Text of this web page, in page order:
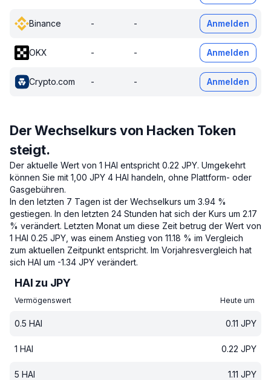
Binance - - Anmelden
OKX - - Anmelden
Crypto.com - - Anmelden
Der Wechselkurs von Hacken Token
steigt.
Der aktuelle Wert von 1 HAI entspricht 0.22 JPY. Umgekehrt
können Sie mit 1,00 JPY 4 HAI handeln, ohne Plattform- oder
Gasgebühren.
In den letzten 7 Tagen ist der Wechselkurs um 3.94 %
gestiegen. In den letzten 24 Stunden hat sich der Kurs um 2.17
% verändert. Letzten Monat um diese Zeit betrug der Wert von
1 HAI 0.25 JPY, was einem Anstieg von 11.18 % im Vergleich
zum aktuellen Zeitpunkt entspricht. Im Vorjahresvergleich hat
sich HAI um -1.34 JPY verändert.
HAI zu JPY
Vermögenswert Heute um
0.5 HAI 0.11 JPY
1 HAI 0.22 JPY
5 HAI 1.11 JPY